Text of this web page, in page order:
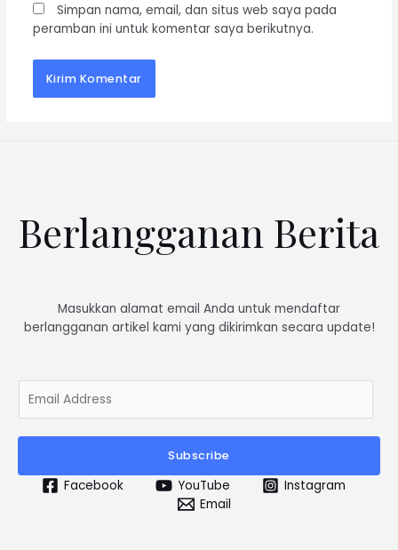
Simpan nama, email, dan situs web saya pada
peramban ini untuk komentar saya berikutnya.
Berlangganan Berita
Masukkan alamat email Anda untuk mendaftar
berlangganan artikel kami yang dikirimkan secara update!
m
i
Subscribe
Facebook YouTube
Instagram
Email